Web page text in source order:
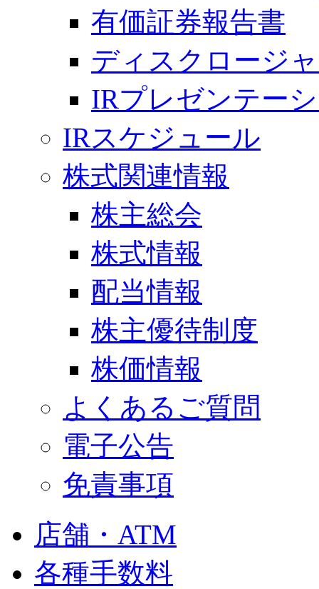
有価証券報告書
ディスクロージ
IRプレゼンテー
IRスケジュール
株式関連情報
株主総会
株式情報
配当情報
株主優待制度
株価情報
よくあるご質問
電子公告
免責事項
店舗・ATM
各種手数料